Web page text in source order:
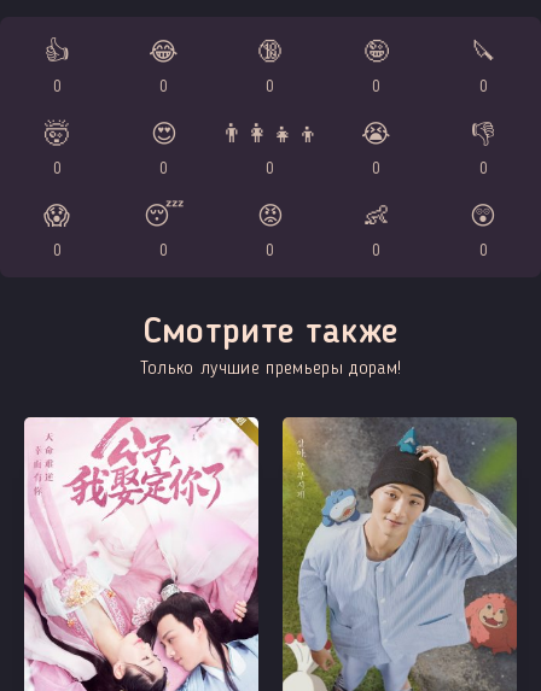
👍
0
😂
0
🔞
0
🤪
0
🔪
0
🤯
0
😍
0
👨‍👩‍👧‍👦
0
😭
0
👎
0
😱
0
😴
0
😡
0
👶
0
😲
0
Смотрите также
Только лучшие премьеры дорам!